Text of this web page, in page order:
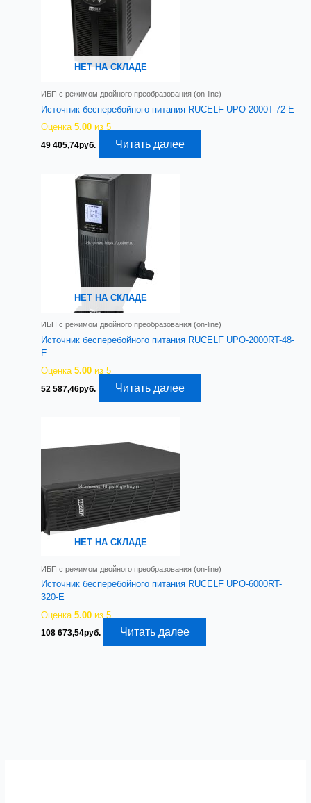
НЕТ НА СКЛАДЕ
ИБП с режимом двойного преобразования (on-line)
Источник бесперебойного питания RUCELF UPO-2000T-72-E
Оценка5.00 из 5
49 405,74руб. Читать далее
НЕТ НА СКЛАДЕ
ИБП с режимом двойного преобразования (on-line)
Источник бесперебойного питания RUCELF UPO-2000RT-48-
E
Оценка5.00 из 5
52 587,46руб. Читать далее
НЕТ НА СКЛАДЕ
ИБП с режимом двойного преобразования (on-line)
Источник бесперебойного питания RUCELF UPO-6000RT-
320-E
Оценка5.00 из 5
108 673,54руб. Читать далее